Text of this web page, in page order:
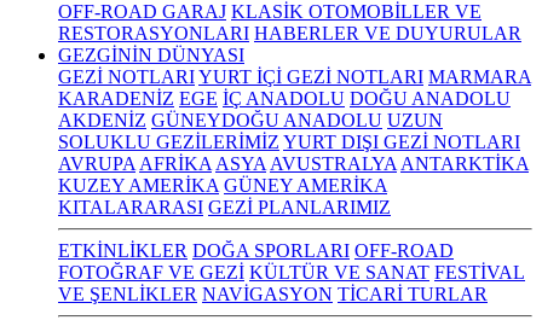
OFF-ROAD GARAJ KLASİK OTOMOBİLLER VE
RESTORASYONLARI HABERLER VE DUYURULAR
GEZGİNİN DÜNYASI
GEZİ NOTLARIYURT İÇİ GEZİ NOTLARI MARMARA
KARADENİZ EGE İÇ ANADOLU DOĞU ANADOLU
AKDENİZ GÜNEYDOĞU ANADOLU UZUN
SOLUKLU GEZİLERİMİZ YURT DIŞI GEZİ NOTLARI
AVRUPA AFRİKA ASYA AVUSTRALYA ANTARKTİKA
KUZEY AMERİKA GÜNEY AMERİKA
KITALARARASI GEZİ PLANLARIMIZ
ETKİNLİKLER DOĞA SPORLARI OFF-ROAD
FOTOĞRAF VE GEZİ KÜLTÜR VE SANAT FESTİVAL
VE ŞENLİKLER NAVİGASYON TİCARİ TURLAR